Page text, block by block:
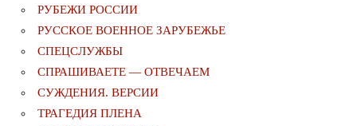
РУБЕЖИ РОССИИ
РУССКОЕ ВОЕННОЕ ЗАРУБЕЖЬЕ
СПЕЦСЛУЖБЫ
СПРАШИВАЕТЕ — ОТВЕЧАЕМ
СУЖДЕНИЯ. ВЕРСИИ
ТРАГЕДИЯ ПЛЕНА